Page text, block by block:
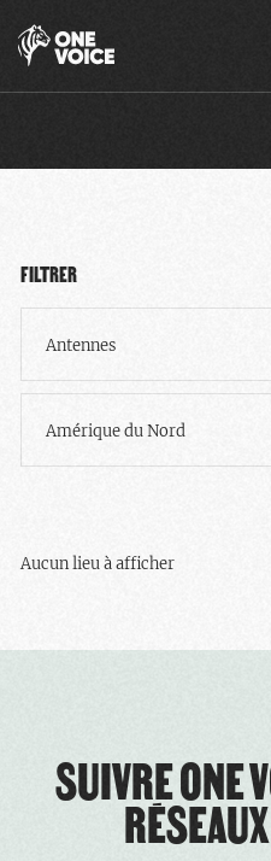
FILTRER
Antennes
Amérique du Nord
Aucun lieu à afficher
SUIVRE ONE